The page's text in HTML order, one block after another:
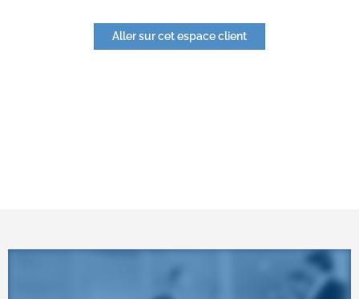
Aller sur cet espace client